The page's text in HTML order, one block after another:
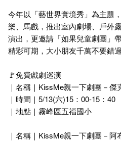
今年以「藝世界實境秀」為主題
樂、馬戲，推出室內劇場、戶外
演出，更邀請「如果兒童劇團」
精彩可期，大小朋友千萬不要錯過
🚩免費戲劇巡演
｜名稱｜KissMe親一下劇團－傑
｜時間｜5/13(六)15：00-15：40
｜地點｜霧峰區五福國小
｜名稱｜KissMe親一下劇團－阿